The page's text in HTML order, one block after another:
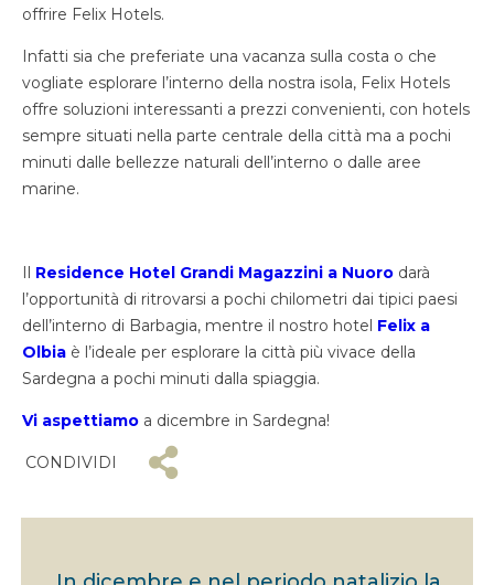
offrire Felix Hotels.
Infatti sia che preferiate una vacanza sulla costa o che
vogliate esplorare l’interno della nostra isola, Felix Hotels
offre soluzioni interessanti a prezzi convenienti, con hotels
sempre situati nella parte centrale della città ma a pochi
minuti dalle bellezze naturali dell’interno o dalle aree
marine.
Il Residence Hotel Grandi Magazzini a Nuoro darà
l’opportunità di ritrovarsi a pochi chilometri dai tipici paesi
dell’interno di Barbagia, mentre il nostro hotel Felix a
Olbia è l’ideale per esplorare la città più vivace della
Sardegna a pochi minuti dalla spiaggia.
Vi aspettiamo a dicembre in Sardegna!
CONDIVIDI